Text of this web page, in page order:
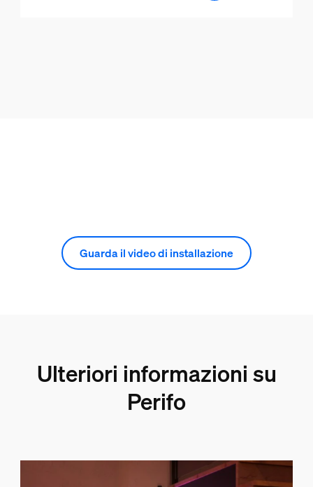
Guarda il video di installazione
Ulteriori informazioni su
Perifo